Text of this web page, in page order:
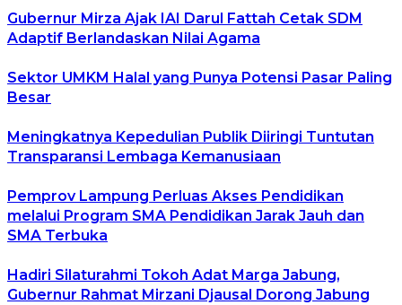
Gubernur Mirza Ajak IAI Darul Fattah Cetak SDM
Adaptif Berlandaskan Nilai Agama
Sektor UMKM Halal yang Punya Potensi Pasar Paling
Besar
Meningkatnya Kepedulian Publik Diiringi Tuntutan
Transparansi Lembaga Kemanusiaan
Pemprov Lampung Perluas Akses Pendidikan
melalui Program SMA Pendidikan Jarak Jauh dan
SMA Terbuka
Hadiri Silaturahmi Tokoh Adat Marga Jabung,
Gubernur Rahmat Mirzani Djausal Dorong Jabung